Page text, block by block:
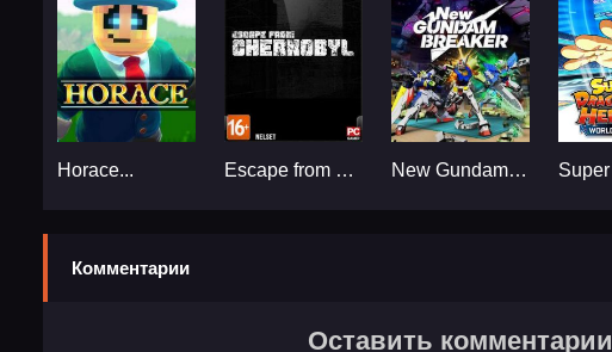
Horace... Escape from Chernobyl... New Gundam Breaker...
Комментарии
Оставить комментарии